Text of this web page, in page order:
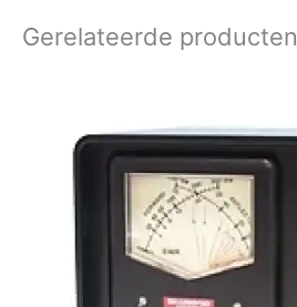
Gerelateerde producten